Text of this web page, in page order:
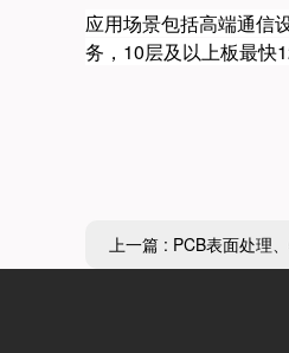
应用场景包括高端通信
务，10层及以上板最快‌
上一篇 : PCB表面处理